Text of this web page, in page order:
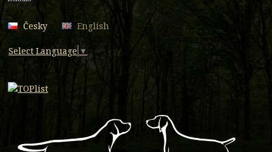
Česky English
Select Language ▼